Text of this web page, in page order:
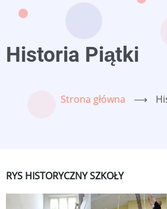
Historia Piątki
Strona główna ⟶
RYS HISTORYCZNY SZKOŁY